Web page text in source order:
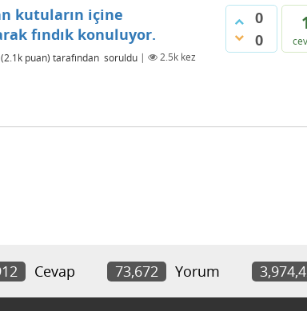
0
0
kutuların içine
fındık konuluyor.
(2.1k puan) tarafından soruldu | 2.5k kez
Cevap 73,672 Yorum